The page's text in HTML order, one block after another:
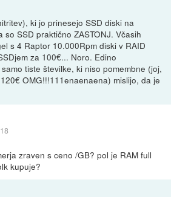
ki jo prinesejo SSD diski na
SSD praktično ZASTONJ. Včasih
s 4 Raptor 10.000Rpm diski v RAID
za 100€... Noro. Edino
tiste številke, ki niso pomembne (joj,
OMG!!!111enaenaena) mislijo, da je
zraven s ceno /GB? pol je RAM full
kupuje?